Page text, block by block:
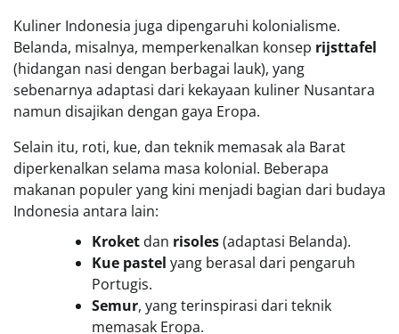
Kuliner Indonesia juga dipengaruhi kolonialisme.
Belanda, misalnya, memperkenalkan konsep rijsttafel
(hidangan nasi dengan berbagai lauk), yang
sebenarnya adaptasi dari kekayaan kuliner Nusantara
namun disajikan dengan gaya Eropa.
Selain itu, roti, kue, dan teknik memasak ala Barat
diperkenalkan selama masa kolonial. Beberapa
makanan populer yang kini menjadi bagian dari budaya
Indonesia antara lain:
Kroket dan risoles(adaptasi Belanda).
Kue pastel yang berasal dari pengaruh
Portugis.
Semur, yang terinspirasi dari teknik
memasak Eropa.